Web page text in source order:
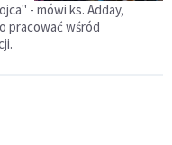
- mówi ks. Adday,
pracować wśród